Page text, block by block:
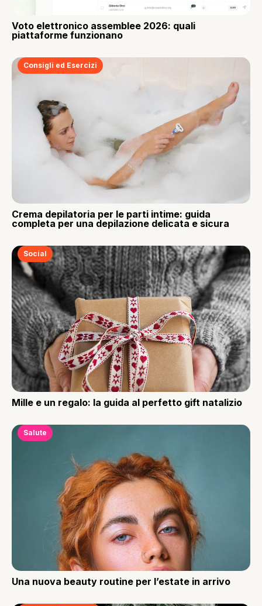
Voto elettronico assemblee 2026: quali
piattaforme funzionano
Consigli ed Esercizi
Crema depilatoria per le parti intime: guida
completa per una depilazione delicata e sicura
Social
Mille e un regalo: la guida al perfetto gift natalizio
Salute
Una nuova beauty routine per l’estate in arrivo